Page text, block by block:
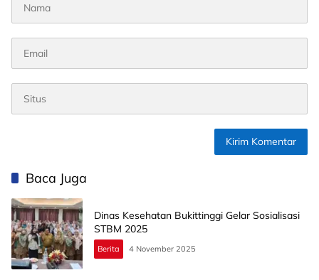
Baca Juga
Dinas Kesehatan Bukittinggi Gelar Sosialisasi
STBM 2025
Berita 4 November 2025